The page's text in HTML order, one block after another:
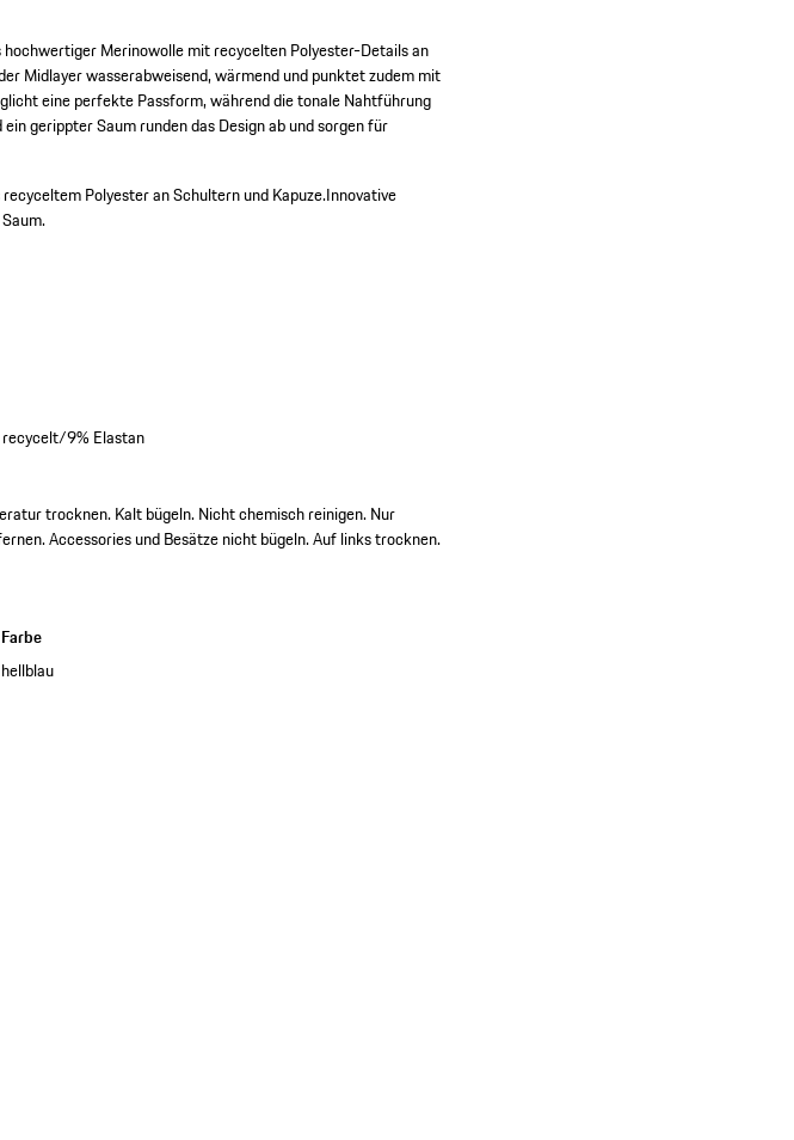
Merinowolle mit recycelten Polyester-Details an
Midlayer wasserabweisend, wärmend und punktet zudem mit
eine perfekte Passform, während die tonale Nahtführung
gerippter Saum runden das Design ab und sorgen für
Polyester an Schultern und Kapuze.Innovative
9% Elastan
trocknen. Kalt bügeln. Nicht chemisch reinigen. Nur
Accessories und Besätze nicht bügeln. Auf links trocknen.
Farbe
hellblau